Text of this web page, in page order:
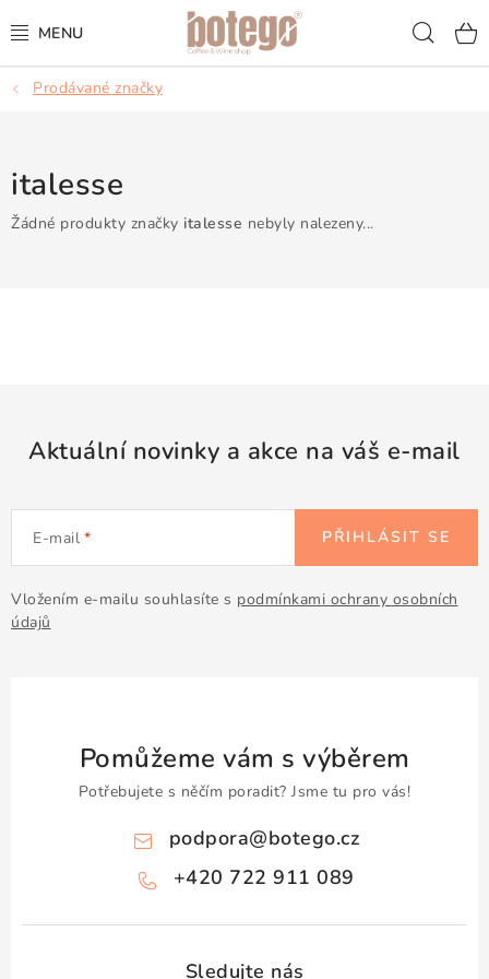
na
KÁVA
Podmínky ochrany osobních údajů
Hodnocení obchodu
Kontakty
O nás Velkoobchod
Prodávané značky
italesse
Žádné produkty značky italesse nebyly nalezeny...
Aktuální novinky a akce na váš e-mail
E-mail
Vložením e-mailu souhlasíte s podmínkami ochrany osobních
údajů
PŘIHLÁSIT SE
Pomůžeme vám s výběrem
Potřebujete s něčím poradit? Jsme tu pro vás!
podpora@botego.cz
+420 722 911 089